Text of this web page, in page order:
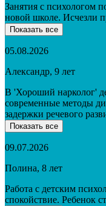
Занятия с психологом
новой школе. Исчезли
Показать все
05.08.2026
Александр, 9 лет
В 'Хороший нарколог'
современные методы
задержки речевого
Показать все
09.07.2026
Полина, 8 лет
Работа с детским
спокойствие. Ребенок